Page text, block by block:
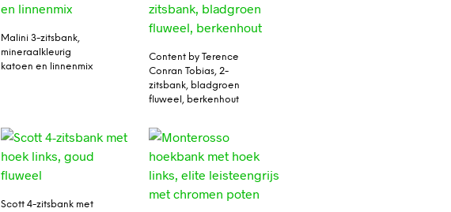
Malini 3-zitsbank,
mineraalkleurig
katoen en linnenmix
Content by Terence
Conran Tobias, 2-
zitsbank, bladgroen
fluweel, berkenhout
Scott 4-zitsbank met